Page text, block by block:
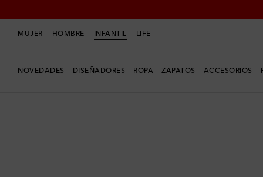
MUJER HOMBRE INFANTIL LIFE
NOVEDADES DISEÑADORES ROPA ZAPATOS ACCESORIOS